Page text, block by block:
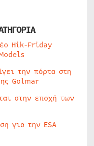
Hik-Friday
την πόρτα στη
Golmar
στην εποχή των
για την ESA